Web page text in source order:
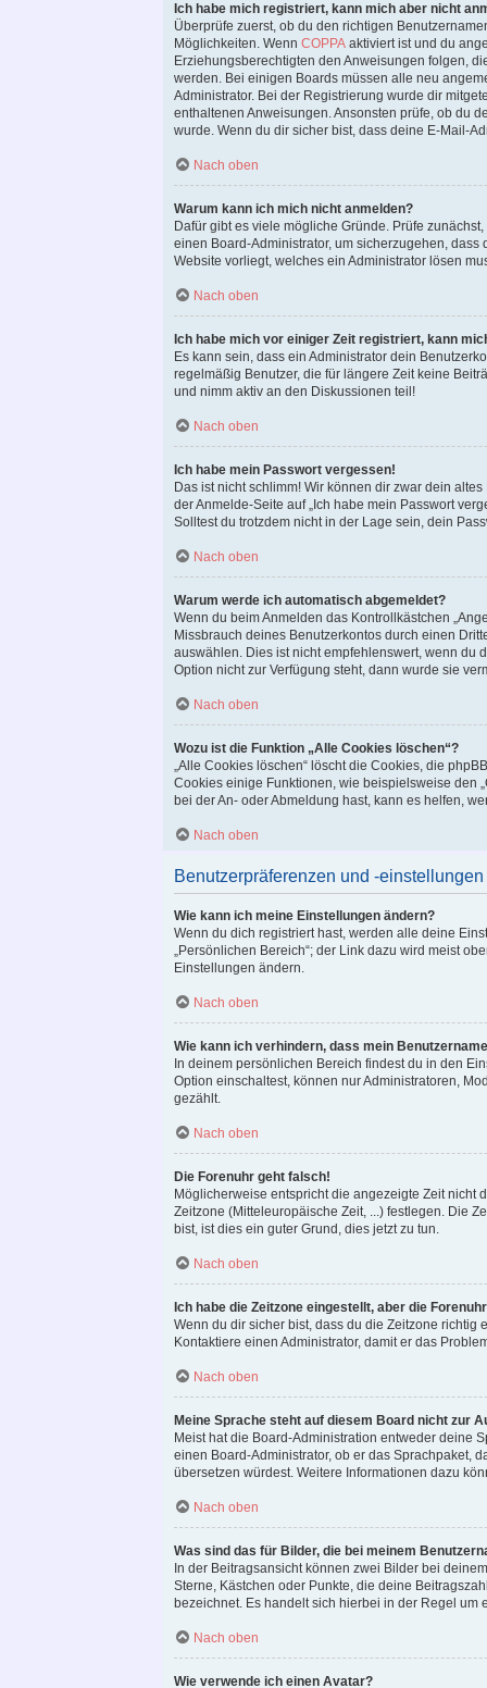
Ich habe mich registriert, kann mich aber nicht
Überprüfe zuerst, ob du den richtigen
Möglichkeiten. Wenn COPPA aktiviert ist und du
Erziehungsberechtigten den Anweisungen folgen,
werden. Bei einigen Boards müssen alle neu
Administrator. Bei der Registrierung wurde dir
enthaltenen Anweisungen. Ansonsten prüfe, ob du
wurde. Wenn du dir sicher bist, dass deine E-Mail-
Nach oben
Warum kann ich mich nicht anmelden?
Dafür gibt es viele mögliche Gründe. Prüfe
einen Board-Administrator, um sicherzugehen,
Website vorliegt, welches ein Administrator lösen
Nach oben
Ich habe mich vor einiger Zeit registriert, kann
Es kann sein, dass ein Administrator dein
regelmäßig Benutzer, die für längere Zeit keine
und nimm aktiv an den Diskussionen teil!
Nach oben
Ich habe mein Passwort vergessen!
Das ist nicht schlimm! Wir können dir zwar dein
der Anmelde-Seite auf „Ich habe mein Passwort
Solltest du trotzdem nicht in der Lage sein, dein
Nach oben
Warum werde ich automatisch abgemeldet?
Wenn du beim Anmelden das Kontrollkästchen
Missbrauch deines Benutzerkontos durch einen
auswählen. Dies ist nicht empfehlenswert, wenn du
Option nicht zur Verfügung steht, dann wurde sie
Nach oben
Wozu ist die Funktion „Alle Cookies löschen“?
„Alle Cookies löschen“ löscht die Cookies, die
Cookies einige Funktionen, wie beispielsweise den
bei der An- oder Abmeldung hast, kann es helfen,
Nach oben
Benutzerpräferenzen und -einstellungen
Wie kann ich meine Einstellungen ändern?
Wenn du dich registriert hast, werden alle deine
„Persönlichen Bereich“; der Link dazu wird meist
Einstellungen ändern.
Nach oben
Wie kann ich verhindern, dass mein
In deinem persönlichen Bereich findest du in den
Option einschaltest, können nur Administratoren,
gezählt.
Nach oben
Die Forenuhr geht falsch!
Möglicherweise entspricht die angezeigte Zeit nicht
Zeitzone (Mitteleuropäische Zeit, ...) festlegen. Die
bist, ist dies ein guter Grund, dies jetzt zu tun.
Nach oben
Ich habe die Zeitzone eingestellt, aber die
Wenn du dir sicher bist, dass du die Zeitzone richtig
Kontaktiere einen Administrator, damit er das
Nach oben
Meine Sprache steht auf diesem Board nicht zur
Meist hat die Board-Administration entweder deine
einen Board-Administrator, ob er das Sprachpaket,
übersetzen würdest. Weitere Informationen dazu
Nach oben
Was sind das für Bilder, die bei meinem
In der Beitragsansicht können zwei Bilder bei
Sterne, Kästchen oder Punkte, die deine
bezeichnet. Es handelt sich hierbei in der Regel
Nach oben
Wie verwende ich einen Avatar?